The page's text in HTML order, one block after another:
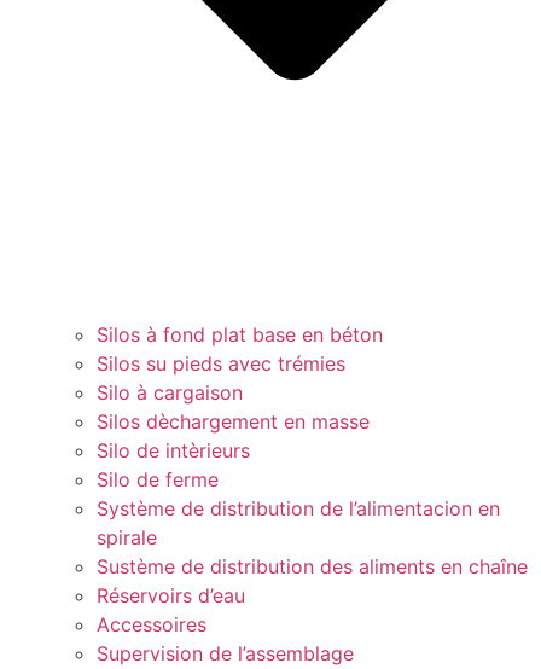
Silos à fond plat base en béton
Silos su pieds avec trémies
Silo à cargaison
Silos dèchargement en masse
Silo de intèrieurs
Silo de ferme
Système de distribution de l’alimentacion en
spirale
Sustème de distribution des aliments en chaîne
Réservoirs d’eau
Accessoires
Supervision de l’assemblage